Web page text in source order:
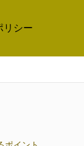
リシー